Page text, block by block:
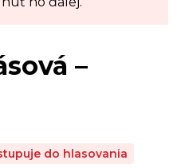
–
do hlasovania